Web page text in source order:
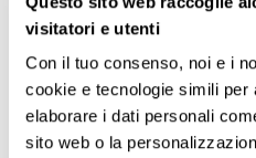
visitatori e utenti
Con il tuo consenso, noi e i
cookie e tecnologie simili per
elaborare i dati personali
sito web o la
ma particolarmente verso
Nam Ping, dove si trovano
Bazaar e la maggior parte
Chiang Mai. Loi Kroh Rd è il
città.
07
ago Alloggio